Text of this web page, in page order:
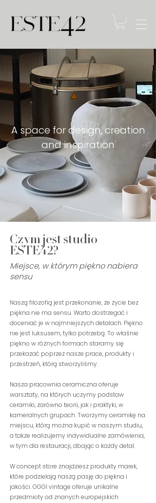
A space for design, creation
and inspiration​
Czym jest studio
ESTE42?
Miejsce, w którym piękno nabiera
sensu
Naszą filozofią jest przekonanie, że życie bez
piękna nie ma sensu. Warto dostrzegać i
doceniać je w najmniejszych detalach. Piękno
nie jest luksusem, tylko potrzebą. To właśnie
piękno w różnych formach staramy się
przekazać poprzez nasze prace, produkty i
przestrzeń, którą stworzyliśmy.
Nasza pracownia ceramiczna oferuje
warsztaty, na których uczymy podstaw
ceramiki, zarówno teorii, jak i praktyki, w
kameralnych grupach. Tworzymy ceramikę na
miejscu, którą można kupić w naszym studiu,
a także realizujemy indywidualne zamówienia,
w tym dla restauracji, dbając o każdy detal.
W concept store znajdziesz produkty marek,
które podzielają naszą pasję do piękna i
jakości. OGGI vintage oferuje unikalne
przedmioty od znanych europejskich